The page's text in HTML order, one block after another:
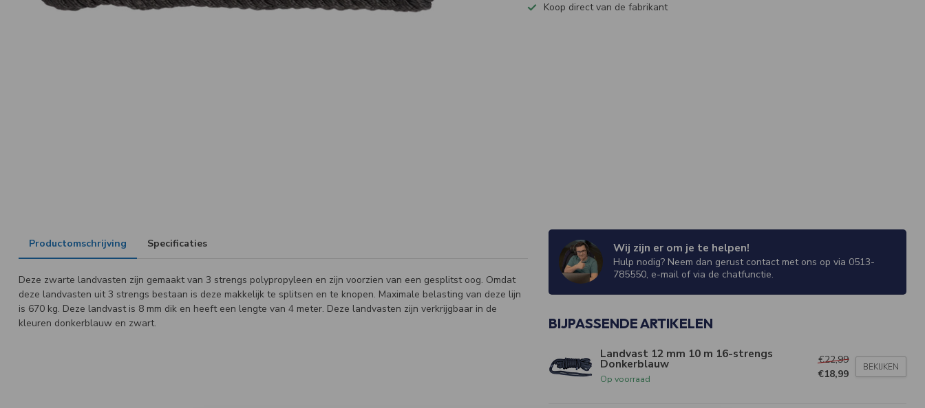
Koop direct van de fabrikant
Productomschrijving Specificaties
Deze zwarte landvasten zijn gemaakt van 3 strengs polypropyleen en zijn voorzien van een gesplitst oog. Omdat
deze landvasten uit 3 strengs bestaan is deze makkelijk te splitsen en te knopen. Maximale belasting van deze lijn
is 670 kg. Deze landvast is 8 mm dik en heeft een lengte van 4 meter. Deze landvasten zijn verkrijgbaar in de
kleuren donkerblauw en zwart.
Wij zijn er om je te helpen!
Hulp nodig? Neem dan gerust contact met ons op via 0513-
785550, e-mail of via de chatfunctie.
BIJPASSENDE ARTIKELEN
Landvast 12 mm 10 m 16-strengs
Donkerblauw
Op voorraad
€22,99
€18,99
BEKIJKEN